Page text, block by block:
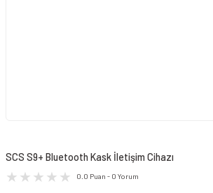
SCS S9+ Bluetooth Kask İletişim Cihazı
0.0 Puan - 0 Yorum